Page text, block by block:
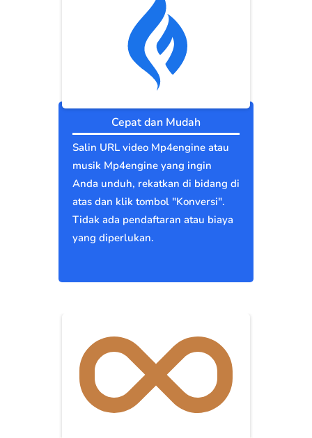
Cepat dan Mudah
Salin URL video Mp4engine atau
musik Mp4engine yang ingin
Anda unduh, rekatkan di bidang di
atas dan klik tombol "Konversi".
Tidak ada pendaftaran atau biaya
yang diperlukan.